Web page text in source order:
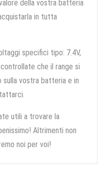
della vostra batteria
in tutta
specifici tipo: 7.4V,
che il range si
vostra batteria e in
utili a trovare la
Altrimenti non
noi per voi!